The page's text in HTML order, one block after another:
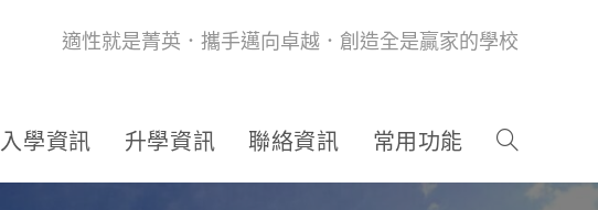
適性就是菁英．攜手邁向卓越．創造全是贏家的學校
入學資訊 升學資訊 聯絡資訊 常用功能